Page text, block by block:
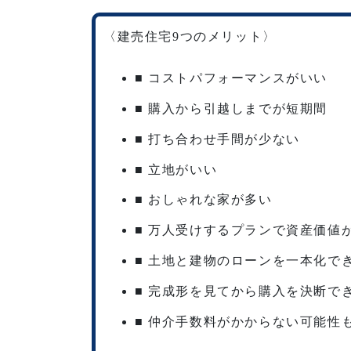
〈建売住宅9つのメリット〉
■ コストパフォーマンスがいい
■ 購入から引越しまでが短期間
■ 打ち合わせ手間が少ない
■ 立地がいい
■ おしゃれな家が多い
■ 万人受けするプランで資産価値
■ 土地と建物のローンを一本化で
■ 完成形を見てから購入を決断で
■ 仲介手数料がかからない可能性